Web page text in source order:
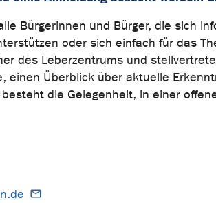
Bürgerinnen und Bürger, die sich
oder sich einfach für das
des Leberzentrums und
einen Überblick über aktuelle
die Gelegenheit, in einer